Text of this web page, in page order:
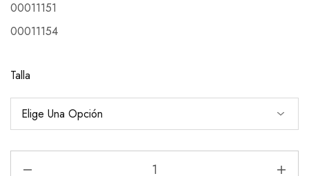
00011151
00011154
Talla